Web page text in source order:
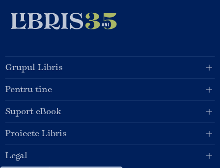
Grupul Libris
Pentru tine
Suport eBook
Proiecte Libris
Legal